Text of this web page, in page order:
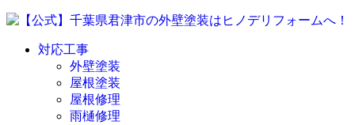
対応工事
外壁塗装
屋根塗装
屋根修理
雨樋修理